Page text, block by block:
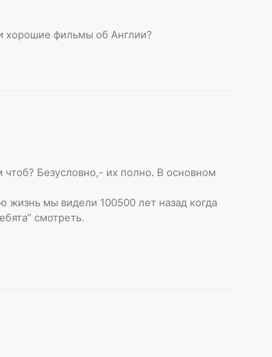
хорошие фильмы об Англии?
чтоб? Безусловно,- их полно. В основном
жизнь мы видели 100500 лет назад когда
смотреть.